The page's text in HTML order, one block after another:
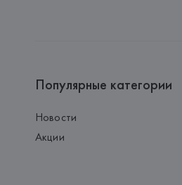
Популярные категории
Новости
Акции